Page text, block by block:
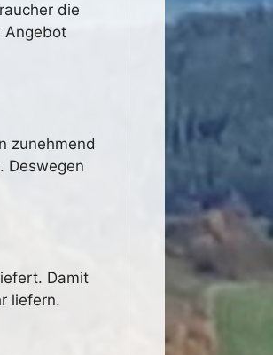
die
Angebot
zunehmend
Deswegen
Damit
liefern.